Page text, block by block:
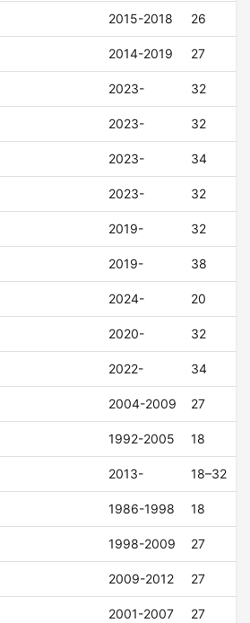
2015-2018 26
2014-2019 27
2023- 32
2023- 32
2023- 34
2023- 32
2019- 32
2019- 38
2024- 20
2020- 32
2022- 34
2004-2009 27
1992-2005 18
2013- 18–32
1986-1998 18
1998-2009 27
2009-2012 27
2001-2007 27